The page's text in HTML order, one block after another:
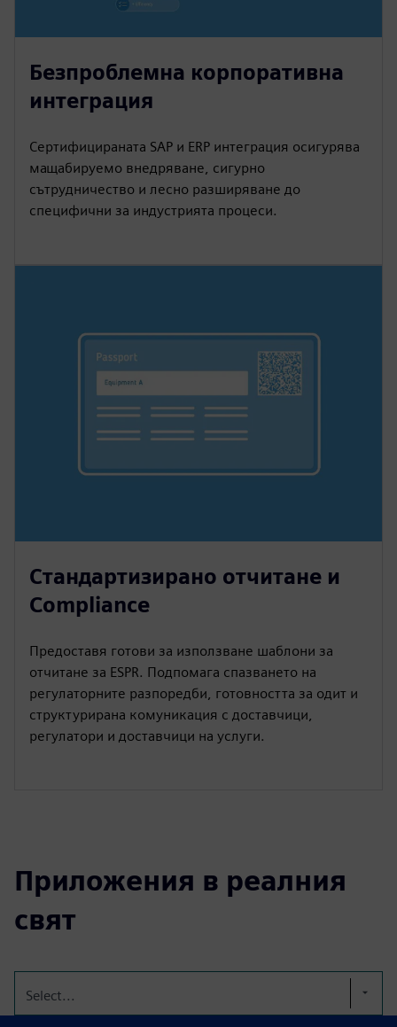
Безпроблемна корпоративна
интеграция
Сертифицираната SAP и ERP интеграция осигурява
мащабируемо внедряване, сигурно
сътрудничество и лесно разширяване до
специфични за индустрията процеси.
Стандартизирано отчитане и
Compliance
Предоставя готови за използване шаблони за
отчитане за ESPR. Подпомага спазването на
регулаторните разпоредби, готовността за одит и
структурирана комуникация с доставчици,
регулатори и доставчици на услуги.
Приложения в реалния
свят
Select...